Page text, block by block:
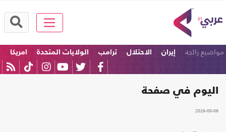
مواضيع رائجة إيران الاحتلال ترامب الولايات المتحدة
امريكا
اليوم في صفحة
2026-08-06